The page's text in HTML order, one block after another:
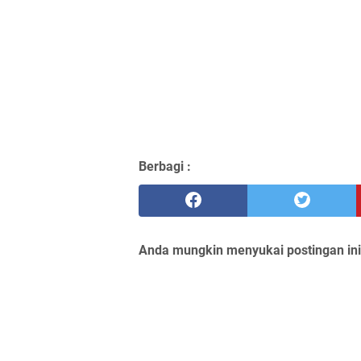
Berbagi :
Anda mungkin menyukai postingan